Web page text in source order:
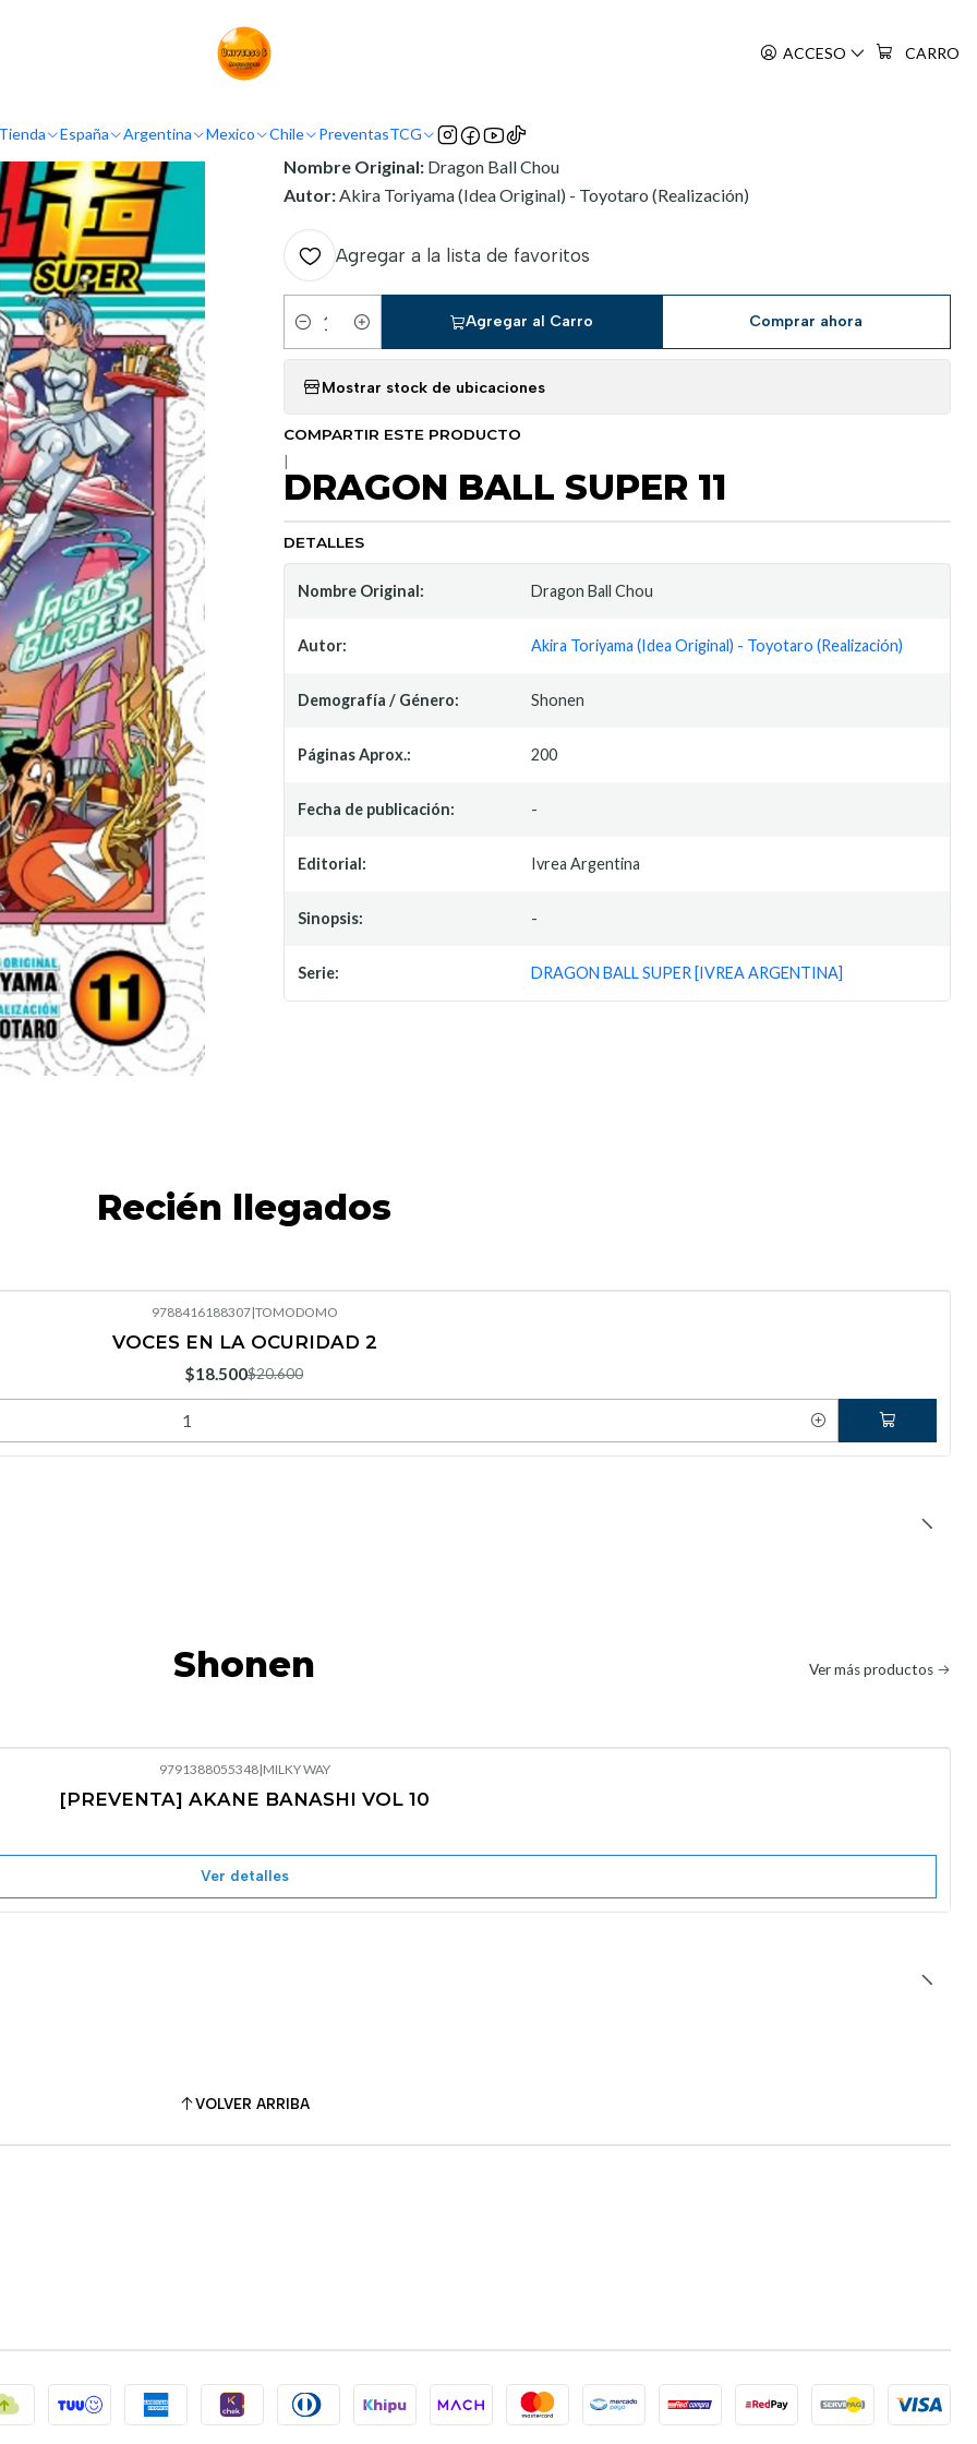
ACCESO CARRO
Tienda España Argentina Mexico Chile PreventasTCG
Nombre Original: Dragon Ball Chou
Autor:Akira Toriyama (Idea Original) - Toyotaro (Realización)
Agregar a la lista de favoritos
Cantidad
Agregar al Carro Comprar ahora
Mostrar stock de ubicaciones
COMPARTIR ESTE PRODUCTO
DRAGON BALL SUPER 11
DETALLES
Nombre Original: Dragon Ball Chou
Autor: Akira Toriyama (Idea Original) - Toyotaro (Realización)
Demografía / Género: Shonen
Páginas Aprox.: 200
Fecha de publicación: -
Editorial: Ivrea Argentina
Sinopsis: -
Serie: DRAGON BALL SUPER [IVREA ARGENTINA]
Recién llegados
9788416188307|TOMODOMO
VOCES EN LA OCURIDAD 2
$18.500$20.600
Shonen Ver más productos
9791388055348|MILKY WAY
[PREVENTA] AKANE BANASHI VOL 10
Ver detalles
VOLVER ARRIBA